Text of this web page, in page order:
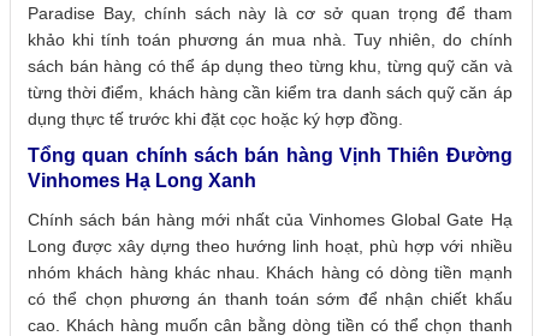
Paradise Bay, chính sách này là cơ sở quan trọng để tham
khảo khi tính toán phương án mua nhà. Tuy nhiên, do chính
sách bán hàng có thể áp dụng theo từng khu, từng quỹ căn và
từng thời điểm, khách hàng cần kiểm tra danh sách quỹ căn áp
dụng thực tế trước khi đặt cọc hoặc ký hợp đồng.
Tổng quan chính sách bán hàng Vịnh Thiên Đường
Vinhomes Hạ Long Xanh
Chính sách bán hàng mới nhất của Vinhomes Global Gate Hạ
Long được xây dựng theo hướng linh hoạt, phù hợp với nhiều
nhóm khách hàng khác nhau. Khách hàng có dòng tiền mạnh
có thể chọn phương án thanh toán sớm để nhận chiết khấu
cao. Khách hàng muốn cân bằng dòng tiền có thể chọn thanh